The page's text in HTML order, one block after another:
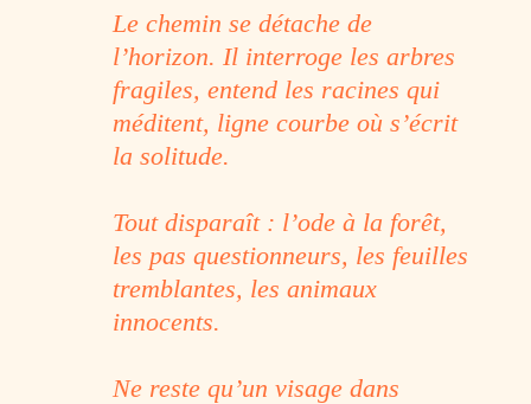
Le chemin se détache de
l’horizon. Il interroge les arbres
fragiles, entend les racines qui
méditent, ligne courbe où s’écrit
la solitude.
Tout disparaît : l’ode à la forêt,
les pas questionneurs, les feuilles
tremblantes, les animaux
innocents.
Ne reste qu’un visage dans